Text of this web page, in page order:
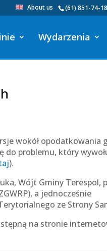
(61) 851-74-18
About us
Wydarzenia
wokół opodatkowania
do problemu, który
).
Wójt Gminy Terespol,
a jednocześnie
ze Strony
na stronie